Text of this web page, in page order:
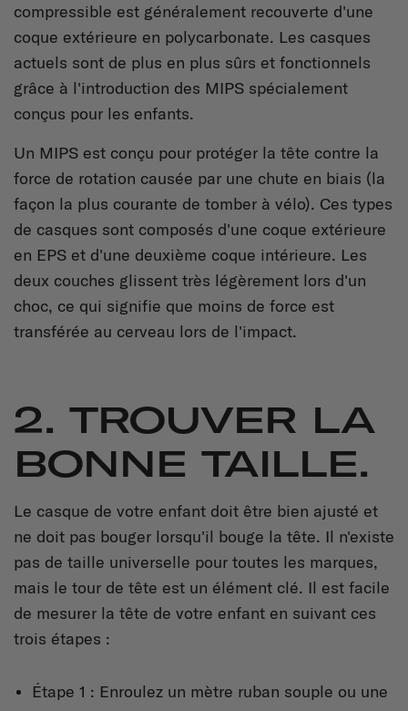
compressible est généralement recouverte d'une
coque extérieure en polycarbonate. Les casques
actuels sont de plus en plus sûrs et fonctionnels
grâce à l'introduction des MIPS spécialement
conçus pour les enfants.
Un MIPS est conçu pour protéger la tête contre la
force de rotation causée par une chute en biais (la
façon la plus courante de tomber à vélo). Ces types
de casques sont composés d'une coque extérieure
en EPS et d'une deuxième coque intérieure. Les
deux couches glissent très légèrement lors d'un
choc, ce qui signifie que moins de force est
transférée au cerveau lors de l'impact.
2. TROUVER LA
BONNE TAILLE.
Le casque de votre enfant doit être bien ajusté et
ne doit pas bouger lorsqu'il bouge la tête. Il n'existe
pas de taille universelle pour toutes les marques,
mais le tour de tête est un élément clé. Il est facile
de mesurer la tête de votre enfant en suivant ces
trois étapes :
Étape 1 : Enroulez un mètre ruban souple ou une